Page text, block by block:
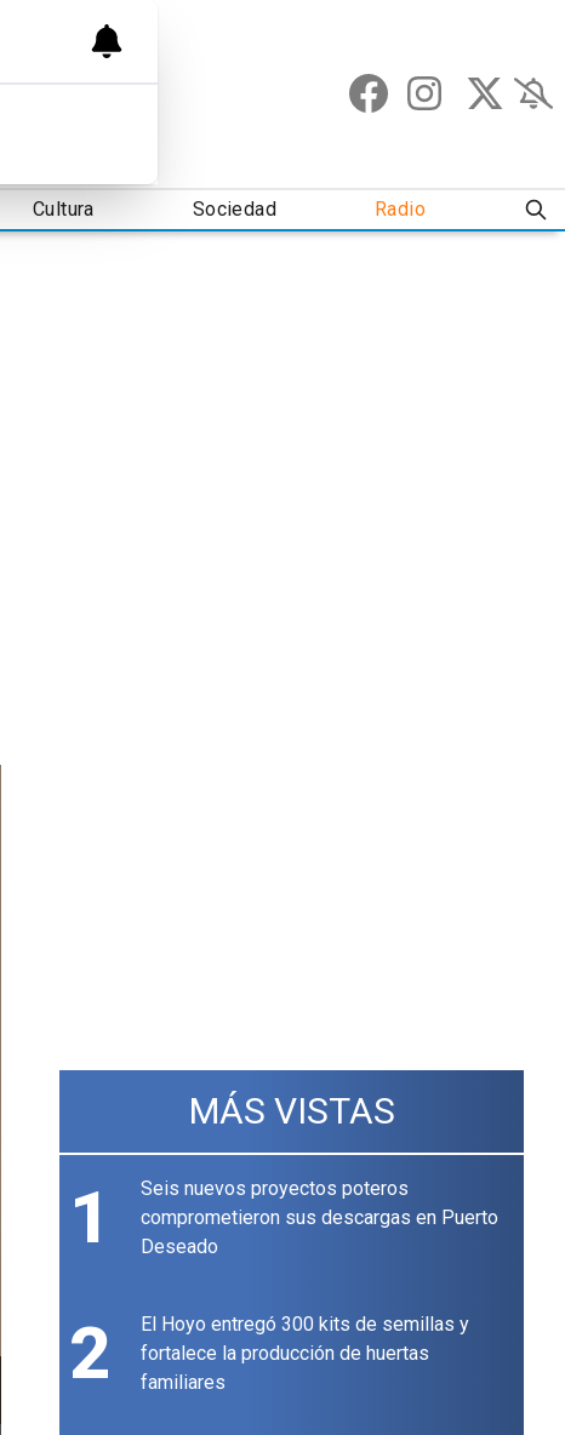
Cultura Sociedad Radio
MÁS VISTAS
1
Seis nuevos proyectos poteros
comprometieron sus descargas en Puerto
Deseado
2
El Hoyo entregó 300 kits de semillas y
fortalece la producción de huertas
familiares